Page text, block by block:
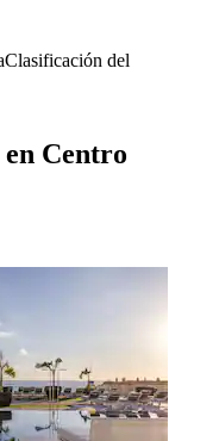
Clasificación del
en Centro